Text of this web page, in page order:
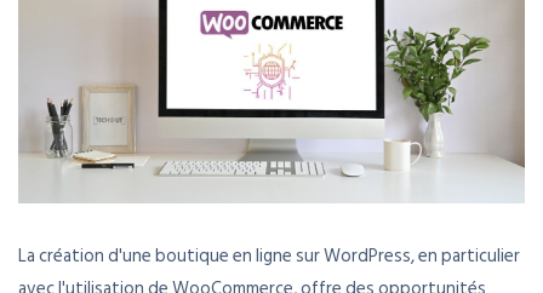
La création d'une boutique en ligne sur WordPress, en particulier